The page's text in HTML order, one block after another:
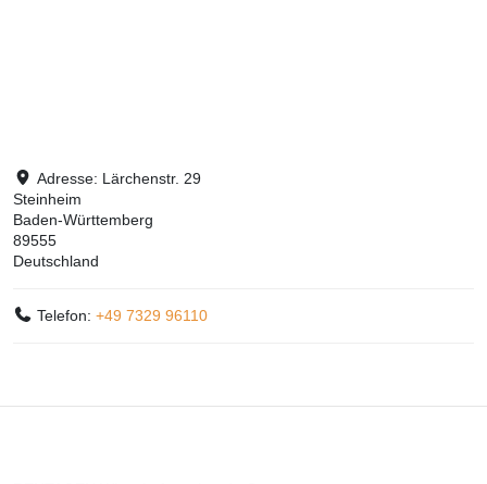
Adresse: Lärchenstr. 29
Steinheim
Baden-Württemberg
89555
Deutschland
Telefon:+49 7329 96110